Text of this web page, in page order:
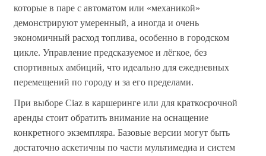
которые в паре с автоматом или «механикой»
демонстрируют умеренный, а иногда и очень
экономичный расход топлива, особенно в городском
цикле. Управление предсказуемое и лёгкое, без
спортивных амбиций, что идеально для ежедневных
перемещений по городу и за его пределами.
При выборе Ciaz в каршеринге или для краткосрочной
аренды стоит обратить внимание на оснащение
конкретного экземпляра. Базовые версии могут быть
достаточно аскетичны по части мультимедиа и систем